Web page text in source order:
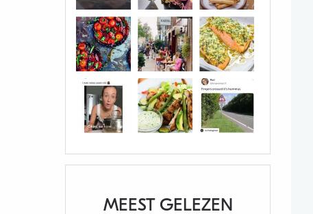
MEEST GELEZEN